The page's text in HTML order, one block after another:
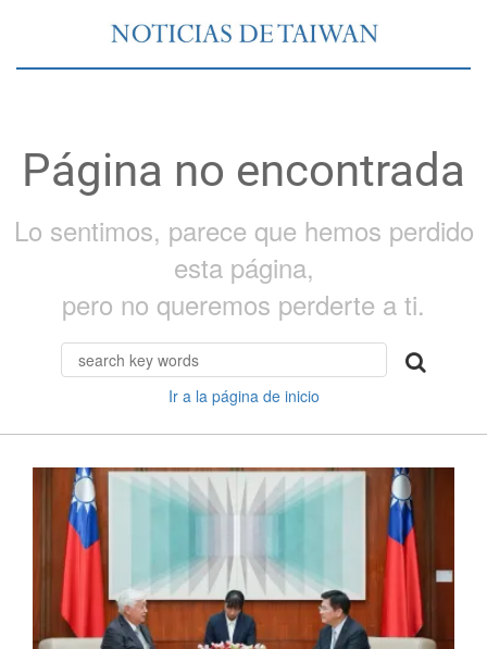
Página no encontrada
Lo sentimos, parece que hemos perdido
esta página,
pero no queremos perderte a ti.
Ir a la página de inicio